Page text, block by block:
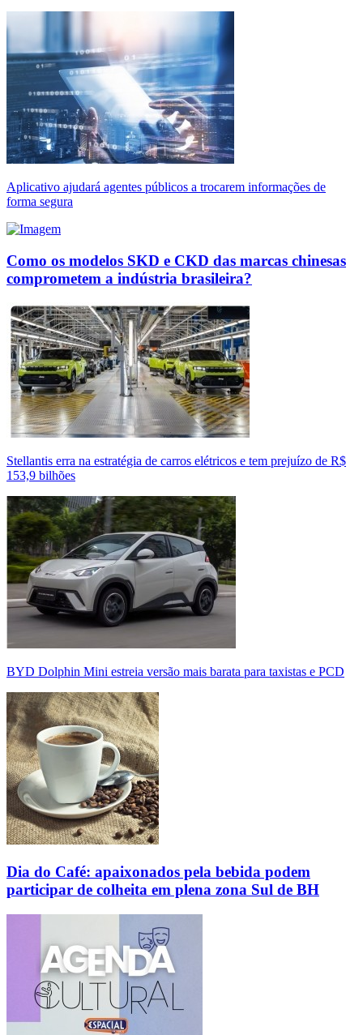
Aplicativo ajudará agentes públicos a trocarem informações de
forma segura
Como os modelos SKD e CKD das marcas chinesas
comprometem a indústria brasileira?
Stellantis erra na estratégia de carros elétricos e tem prejuízo de R$
153,9 bilhões
BYD Dolphin Mini estreia versão mais barata para taxistas e PCD
Dia do Café: apaixonados pela bebida podem
participar de colheita em plena zona Sul de BH